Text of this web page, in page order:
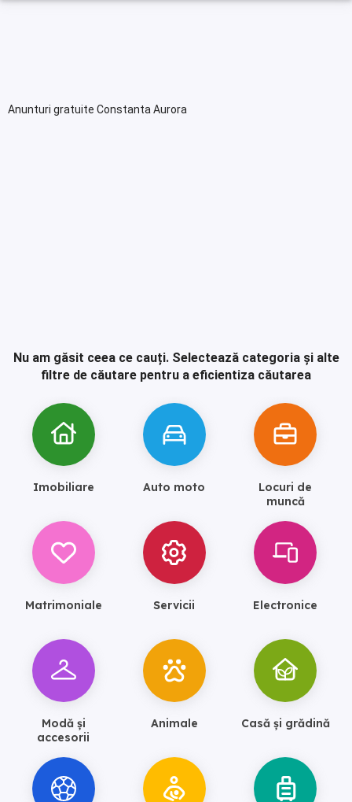
Anunturi gratuite Constanta Aurora
Nu am găsit ceea ce cauți. Selectează categoria și alte
filtre de căutare pentru a eficientiza căutarea
Imobiliare Auto moto
Locuri de
muncă
Matrimoniale Servicii Electronice
Modă și
accesorii
Animale Casă și grădină